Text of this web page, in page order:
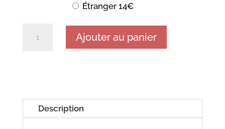
Étranger 14€
736
Ajouter au panier
Description